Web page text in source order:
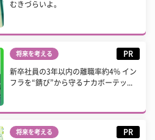
むきづらいよ。
将来を考える PR
新卒社員の3年以内の離職率約4% イン
フラを“錆び”から守るナカボーテッ...
将来を考える PR